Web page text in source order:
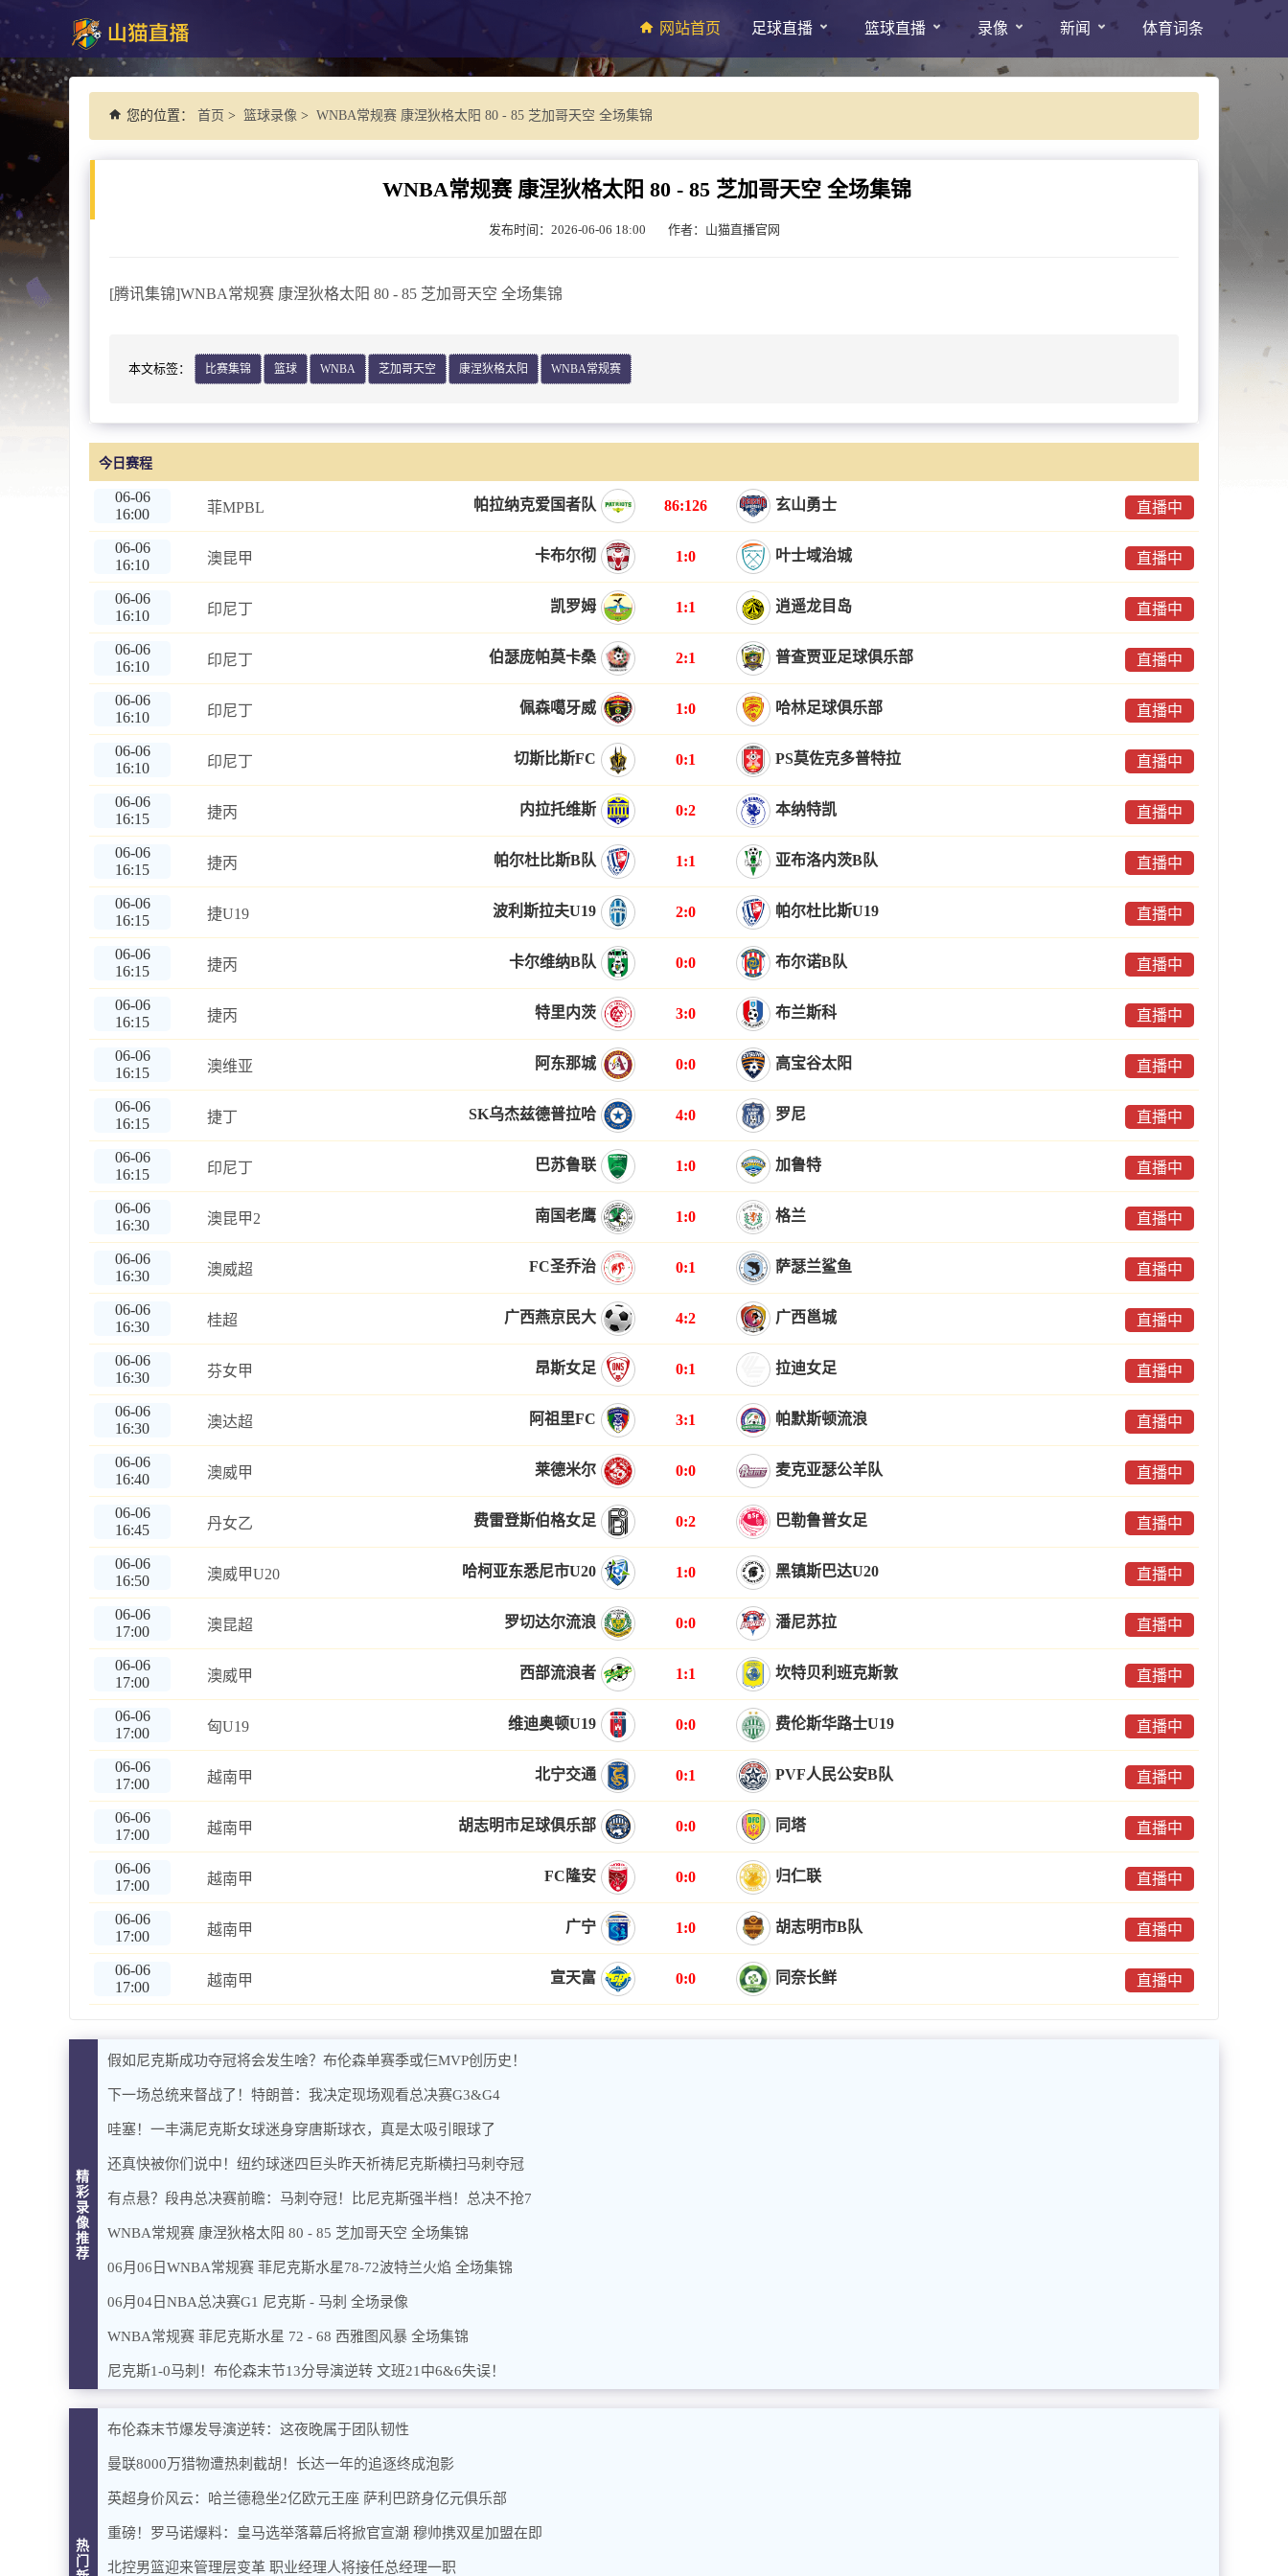
网站首页 足球直播 篮球直播 录像 新闻 体育词条
您的位置： 首页 > 篮球录像 > WNBA常规赛 康涅狄格太阳 80 - 85 芝加哥天空 全场集锦
WNBA常规赛 康涅狄格太阳 80 - 85 芝加哥天空 全场集锦
发布时间：2026-06-06 18:00 作者：山猫直播官网
[腾讯集锦]WNBA常规赛 康涅狄格太阳 80 - 85 芝加哥天空 全场集锦
本文标签： 比赛集锦 篮球 WNBA 芝加哥天空 康涅狄格太阳 WNBA常规赛
今日赛程
06-06
16:00
菲MPBL 帕拉纳克爱国者队 86:126 玄山勇士 直播中
06-06
16:10
澳昆甲 卡布尔彻 1:0 叶士域治城 直播中
06-06
16:10
印尼丁 凯罗姆 1:1 逍遥龙目岛 直播中
06-06
16:10
印尼丁 伯瑟庞帕莫卡桑 2:1 普查贾亚足球俱乐部 直播中
06-06
16:10
印尼丁 佩森噶牙威 1:0 哈林足球俱乐部 直播中
06-06
16:10
印尼丁 切斯比斯FC 0:1 PS莫佐克多普特拉 直播中
06-06
16:15
捷丙 内拉托维斯 0:2 本纳特凯 直播中
06-06
16:15
捷丙 帕尔杜比斯B队 1:1 亚布洛内茨B队 直播中
06-06
16:15
捷U19 波利斯拉夫U19 2:0 帕尔杜比斯U19 直播中
06-06
16:15
捷丙 卡尔维纳B队 0:0 布尔诺B队 直播中
06-06
16:15
捷丙 特里内茨 3:0 布兰斯科 直播中
06-06
16:15
澳维亚 阿东那城 0:0 高宝谷太阳 直播中
06-06
16:15
捷丁 SK乌杰兹德普拉哈 4:0 罗尼 直播中
06-06
16:15
印尼丁 巴苏鲁联 1:0 加鲁特 直播中
06-06
16:30
澳昆甲2 南国老鹰 1:0 格兰 直播中
06-06
16:30
澳威超 FC圣乔治 0:1 萨瑟兰鲨鱼 直播中
06-06
16:30
桂超 广西燕京民大 4:2 广西邕城 直播中
06-06
16:30
芬女甲 昂斯女足 0:1 拉迪女足 直播中
06-06
16:30
澳达超 阿祖里FC 3:1 帕默斯顿流浪 直播中
06-06
16:40
澳威甲 莱德米尔 0:0 麦克亚瑟公羊队 直播中
06-06
16:45
丹女乙 费雷登斯伯格女足 0:2 巴勒鲁普女足 直播中
06-06
16:50
澳威甲U20 哈柯亚东悉尼市U20 1:0 黑镇斯巴达U20 直播中
06-06
17:00
澳昆超 罗切达尔流浪 0:0 潘尼苏拉 直播中
06-06
17:00
澳威甲 西部流浪者 1:1 坎特贝利班克斯敦 直播中
06-06
17:00
匈U19 维迪奥顿U19 0:0 费伦斯华路士U19 直播中
06-06
17:00
越南甲 北宁交通 0:1 PVF人民公安B队 直播中
06-06
17:00
越南甲 胡志明市足球俱乐部 0:0 同塔 直播中
06-06
17:00
越南甲 FC隆安 0:0 归仁联 直播中
06-06
17:00
越南甲 广宁 1:0 胡志明市B队 直播中
06-06
17:00
越南甲 宣天富 0:0 同奈长鲜 直播中
精
彩
录
像
推
荐
假如尼克斯成功夺冠将会发生啥？布伦森单赛季或仨MVP创历史！
下一场总统来督战了！特朗普：我决定现场观看总决赛G3&G4
哇塞！一丰满尼克斯女球迷身穿唐斯球衣，真是太吸引眼球了
还真快被你们说中！纽约球迷四巨头昨天祈祷尼克斯横扫马刺夺冠
有点悬？段冉总决赛前瞻：马刺夺冠！比尼克斯强半档！总决不抢7
WNBA常规赛 康涅狄格太阳 80 - 85 芝加哥天空 全场集锦
06月06日WNBA常规赛 菲尼克斯水星78-72波特兰火焰 全场集锦
06月04日NBA总决赛G1 尼克斯 - 马刺 全场录像
WNBA常规赛 菲尼克斯水星 72 - 68 西雅图风暴 全场集锦
尼克斯1-0马刺！布伦森末节13分导演逆转 文班21中6&6失误！
热
门
布伦森末节爆发导演逆转：这夜晚属于团队韧性
曼联8000万猎物遭热刺截胡！长达一年的追逐终成泡影
英超身价风云：哈兰德稳坐2亿欧元王座 萨利巴跻身亿元俱乐部
重磅！罗马诺爆料：皇马选举落幕后将掀官宣潮 穆帅携双星加盟在即
北控男篮迎来管理层变革 职业经理人将接任总经理一职